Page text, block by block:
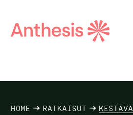
Etsi
HOME RATKAISUT